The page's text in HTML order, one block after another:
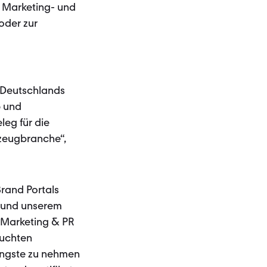
und
zur
und
für die
Portals
unserem
& PR
zu nehmen